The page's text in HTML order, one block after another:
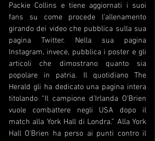
Packie Collins e tiene aggiornati i suoi
fans su come procede l’allenamento
girando dei video che pubblica sulla sua
pagina Twitter. Nella sua pagina
Instagram, invece, pubblica i poster e gli
articoli che dimostrano quanto sia
popolare in patria. Il quotidiano The
Herald gli ha dedicato una pagina intera
titolando “Il campione d’Irlanda O’Brien
vuole combattere negli USA dopo il
match alla York Hall di Londra.” Alla York
Hall O’Brien ha perso ai punti contro il